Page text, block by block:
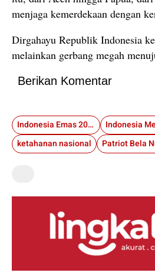
menjaga kemerdekaan dengan
Dirgahayu Republik Indonesia
melainkan gerbang megah
Berikan Komentar
Indonesia Emas 2045 Indonesia
ketahanan nasional